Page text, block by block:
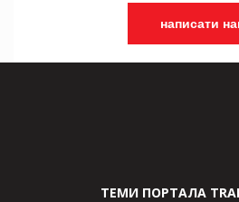
написати
ТЕМИ ПОРТАЛА